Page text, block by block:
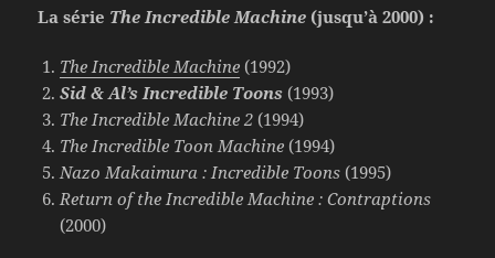
La série The Incredible Machine (jusqu’à 2000) :
The Incredible Machine (1992)
Sid & Al’s Incredible Toons (1993)
The Incredible Machine 2 (1994)
The Incredible Toon Machine (1994)
Nazo Makaimura : Incredible Toons (1995)
Return of the Incredible Machine : Contraptions
(2000)